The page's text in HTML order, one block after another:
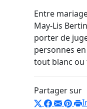
Entre
May-Lis
porter de
personnes en
tout blanc ou
Partager sur